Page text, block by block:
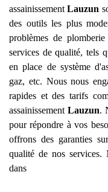
assainissementLauzun
des outils les plus
problèmes de
services de qualité, tels
en place de système
gaz, etc. Nous nous
rapides et des tarifs
assainissement Lauzun.
pour répondre à vos
offrons des garanties
qualité de nos services.
dans